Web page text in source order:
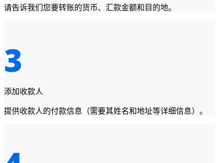
请告诉我们您要转账的货币、汇款金额和目的地。
添加收款人
提供收款人的付款信息（需要其姓名和地址等详细信息）。